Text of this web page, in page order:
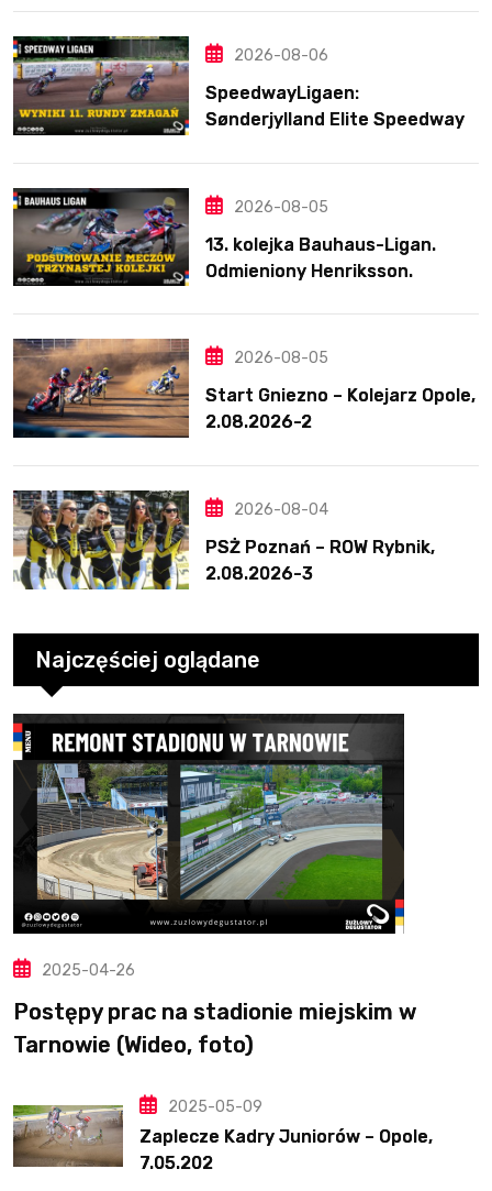
2026-08-06
SpeedwayLigaen:
Sønderjylland Elite Speedway
2026-08-05
13. kolejka Bauhaus-Ligan.
Odmieniony Henriksson.
2026-08-05
Start Gniezno – Kolejarz Opole,
2.08.2026-2
2026-08-04
PSŻ Poznań – ROW Rybnik,
2.08.2026-3
Najczęściej oglądane
2025-04-26
Postępy prac na stadionie miejskim w
Tarnowie (Wideo, foto)
2025-05-09
Zaplecze Kadry Juniorów – Opole,
7.05.202